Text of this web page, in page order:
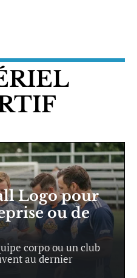
Logo pour
ou de
corpo ou un club
au dernier